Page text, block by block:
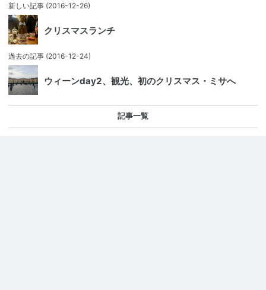
新しい記事 (2016-12-26)
クリスマスランチ
過去の記事 (2016-12-24)
ウィーンday2、観光、初のクリスマス・ミサへ
記事一覧